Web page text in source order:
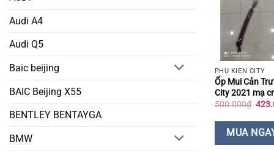
Audi A4
Audi Q5
Baic beijing
BAIC Beijing X55
BENTLEY BENTAYGA
BMW
PHỤ KIỆN CITY
Ốp Mui Cản
City 2021 mạ
500.000₫ Giá
là:
MUA